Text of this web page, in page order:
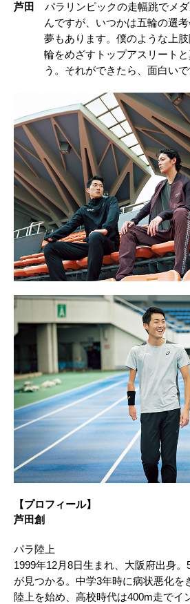
芦田
パラリンピックの走幅跳でメ
んですが、いつかは五輪の選
夢もあります。僕のような上
輪をめざすトップアスリート
う。それができたら、面白いで
【プロフィール】
芦田創
パラ陸上
1999年12月8日生まれ、大阪府出身
が見つかる。中学3年時に病状悪化を
陸上を始め、高校時代は400m走でイ